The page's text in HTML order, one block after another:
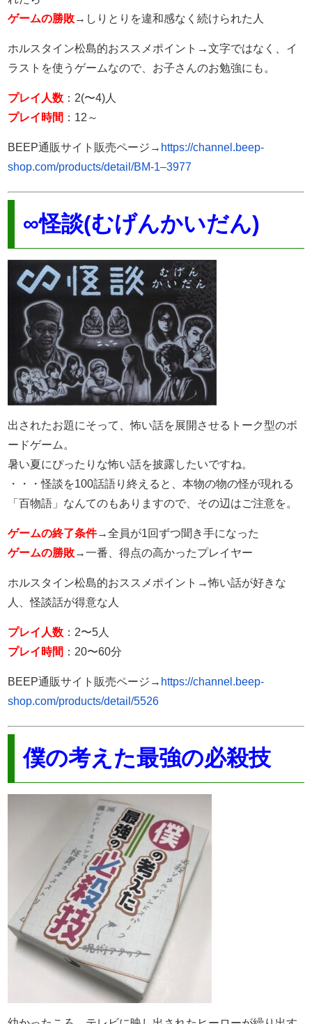
ゲームの勝敗→しりとりを違和感なく続けられた人
ホルスタイン松島的おススメポイント→文字ではなく、イ
ラストを使うゲームなので、お子さんのお勉強にも。
プレイ人数 ：2(〜4)人
プレイ時間 ：12～
BEEP通販サイト販売ページ→ https://channel.beep-
shop.com/products/detail/BM-1–3977
∞怪談(むげんかいだん)
出されたお題にそって、怖い話を展開させるトーク型のボ
ードゲーム。
暑い夏にぴったりな怖い話を披露したいですね。
・・・怪談を100話語り終えると、本物の物の怪が現れる
「百物語」なんてのもありますので、その辺はご注意を。
ゲームの終了条件→全員が1回ずつ聞き手になった
ゲームの勝敗→一番、得点の高かったプレイヤー
ホルスタイン松島的おススメポイント→怖い話が好きな
人、怪談話が得意な人
プレイ人数 ：2〜5人
プレイ時間 ：20〜60分
BEEP通販サイト販売ページ→ https://channel.beep-
shop.com/products/detail/5526
僕の考えた最強の必殺技